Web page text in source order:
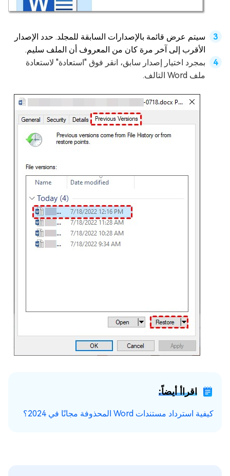
سيتم عرض قائمة بالإصدارات السابقة للمجلد. حدد الإصدار
الأقرب إلى آخر مرة كان من المعروف أن الملف سليم.
بمجرد اختيار إصدار سابق، انقر فوق "استعادة" لاستعادة
ملف Word التالف.
اقراأ أيضاً:
كيفية استرداد مستندات Word المحذوفة مجانًا في 2024؟